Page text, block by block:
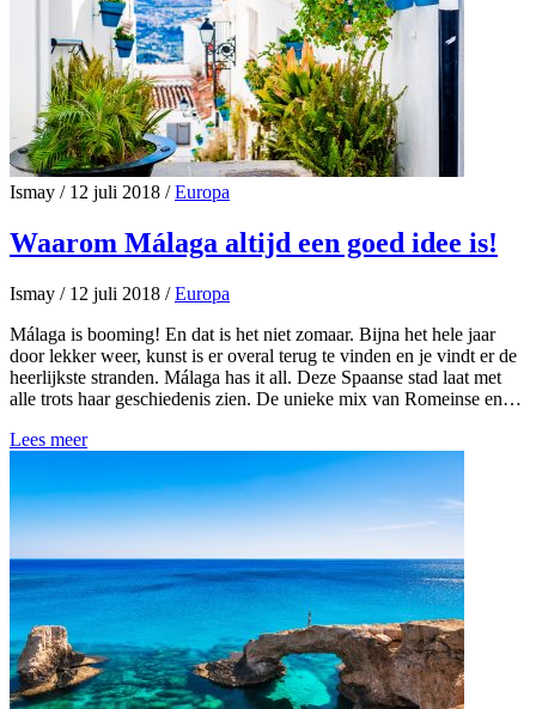
Ismay /12 juli 2018 / Europa
Waarom Málaga altijd een goed idee is!
Ismay /12 juli 2018 / Europa
Málaga is booming! En dat is het niet zomaar. Bijna het hele jaar
door lekker weer, kunst is er overal terug te vinden en je vindt er de
heerlijkste stranden. Málaga has it all. Deze Spaanse stad laat met
alle trots haar geschiedenis zien. De unieke mix van Romeinse en…
Lees meer